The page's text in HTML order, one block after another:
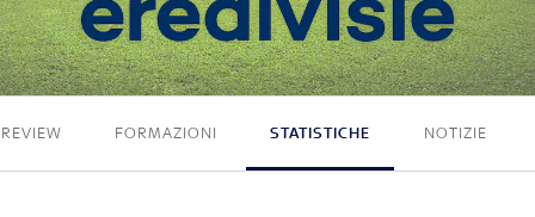
1 - 0
FORMAZIONI STATISTICHE NOTIZIE